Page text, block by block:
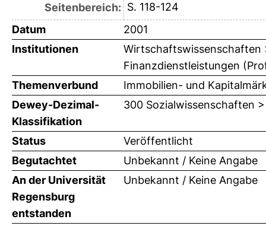
Seitenbereich: S. 118-124
Datum
2001
Institutionen
Finanzdienstleistungen
Themenverbund
Immobilien- und
Dewey-Dezimal-
Klassifikation
300 Sozialwissenschaften
Status
Veröffentlicht
Begutachtet
Unbekannt / Keine Angabe
An der Universität
Regensburg
entstanden
Unbekannt / Keine Angabe